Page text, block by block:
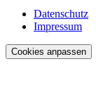
Datenschutz
Impressum
Cookies anpassen